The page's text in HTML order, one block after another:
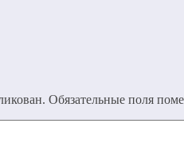
Обязательные поля